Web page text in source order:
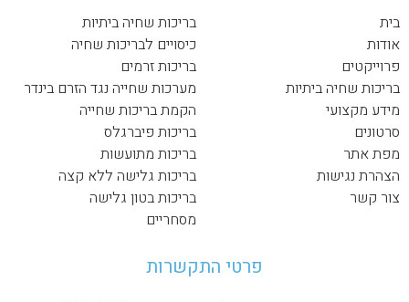
בית
אודות
פרוייקטים
בריכות שחיה ביתיות
מידע מקצועי
סרטונים
מפת אתר
הצהרת נגישות
צור קשר
בריכות שחיה ביתיות
כיסויים לבריכות שחיה
בריכות זרמים
מערכות שחייה נגד הזרם בינדר
הקמת בריכות שחייה
בריכות פיברגלס
בריכות מתועשות
בריכות גלישה ללא קצה
בריכות בטון גלישה
מסחריים
פרטי התקשרות